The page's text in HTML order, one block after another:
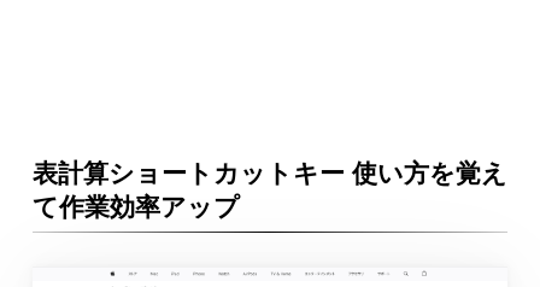
表計算ショートカットキー 使い方を覚え
て作業効率アップ